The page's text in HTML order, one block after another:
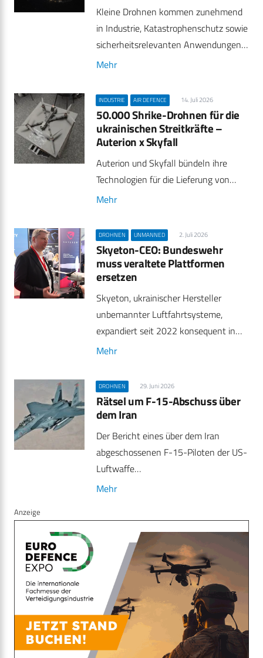
Kleine Drohnen kommen zunehmend
in Industrie, Katastrophenschutz sowie
sicherheitsrelevanten Anwendungen…
Mehr
INDUSTRIE AIR DEFENCE 14. Juli 2026
50.000 Shrike-Drohnen für die
ukrainischen Streitkräfte –
Auterion x Skyfall
Auterion und Skyfall bündeln ihre
Technologien für die Lieferung von…
Mehr
DROHNEN UNMANNED 2. Juli 2026
Skyeton-CEO: Bundeswehr
muss veraltete Plattformen
ersetzen
Skyeton, ukrainischer Hersteller
unbemannter Luftfahrtsysteme,
expandiert seit 2022 konsequent in…
Mehr
DROHNEN 29. Juni 2026
Rätsel um F-15-Abschuss über
dem Iran
Der Bericht eines über dem Iran
abgeschossenen F-15-Piloten der US-
Luftwaffe…
Mehr
Anzeige